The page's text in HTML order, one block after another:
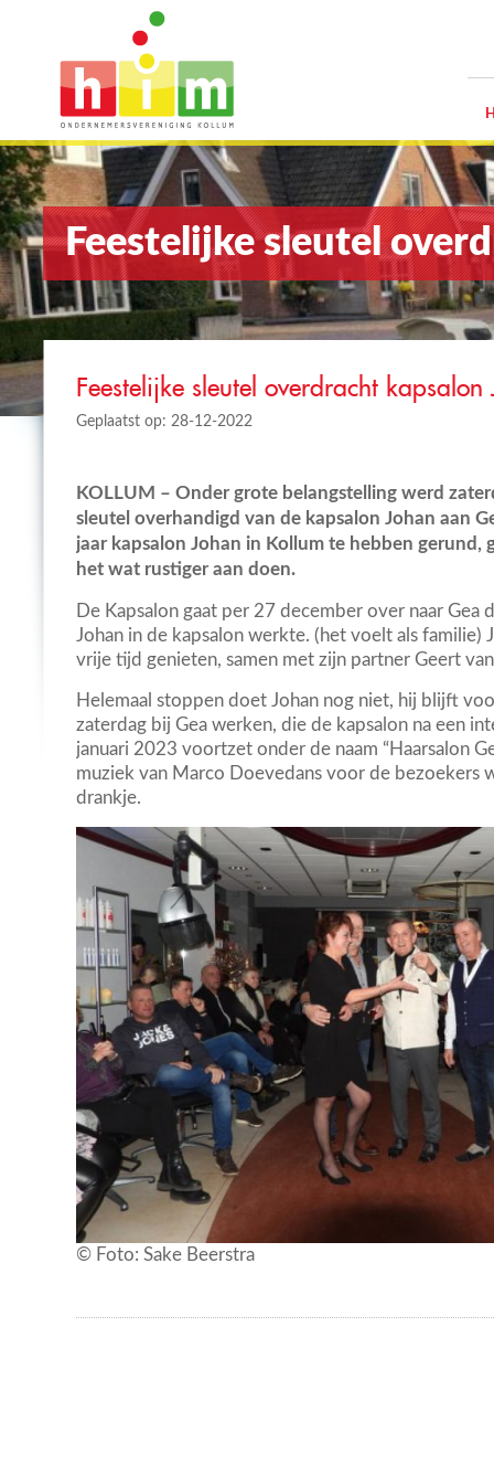
Feestelijke sleutel
Feestelijke sleutel overdracht kapsalon
Geplaatst op: 28-12-2022
KOLLUM – Onder grote belangstelling werd
sleutel overhandigd van de kapsalon Johan aan
jaar kapsalon Johan in Kollum te hebben gerund,
het wat rustiger aan doen.
De Kapsalon gaat per 27 december over naar Gea
Johan in de kapsalon werkte. (het voelt als familie)
vrije tijd genieten, samen met zijn partner Geert
Helemaal stoppen doet Johan nog niet, hij blijft
zaterdag bij Gea werken, die de kapsalon na een
januari 2023 voortzet onder de naam “Haarsalon
muziek van Marco Doevedans voor de bezoekers
drankje.
© Foto: Sake Beerstra